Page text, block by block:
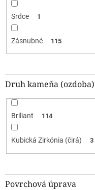
Srdce 1
Zásnubné 115
Druh kameňa (ozdoba)
Briliant 114
Kubická Zirkónia (čirá) 3
Povrchová úprava